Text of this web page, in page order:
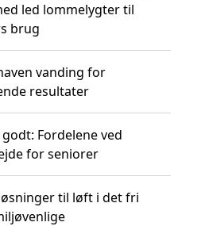
led lommelygter til
brug
vanding for
resultater
Fordelene ved
for seniorer
til løft i det fri